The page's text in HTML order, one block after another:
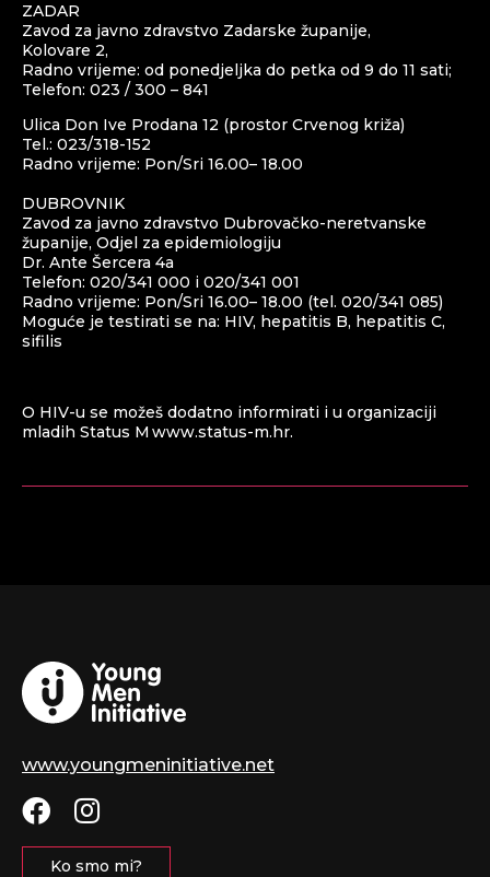
ZADAR
Zavod za javno zdravstvo Zadarske županije,
Kolovare 2,
Radno vrijeme: od ponedjeljka do petka od 9 do 11 sati;
Telefon: 023 / 300 – 841
Ulica Don Ive Prodana 12 (prostor Crvenog križa)
Tel.: 023/318-152
Radno vrijeme: Pon/Sri 16.00– 18.00
DUBROVNIK
Zavod za javno zdravstvo Dubrovačko-neretvanske
županije, Odjel za epidemiologiju
Dr. Ante Šercera 4a
Telefon: 020/341 000 i 020/341 001
Radno vrijeme: Pon/Sri 16.00– 18.00 (tel. 020/341 085)
Moguće je testirati se na: HIV, hepatitis B, hepatitis C,
sifilis
O HIV-u se možeš dodatno informirati i u organizaciji
mladih Status M www.status-m.hr.
www.youngmeninitiative.net
Ko smo mi?